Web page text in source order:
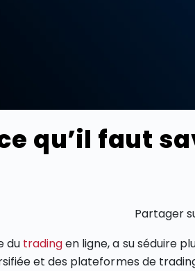
qu’il faut
Partager
du tradingen ligne, a su séduire
et des plateformes de